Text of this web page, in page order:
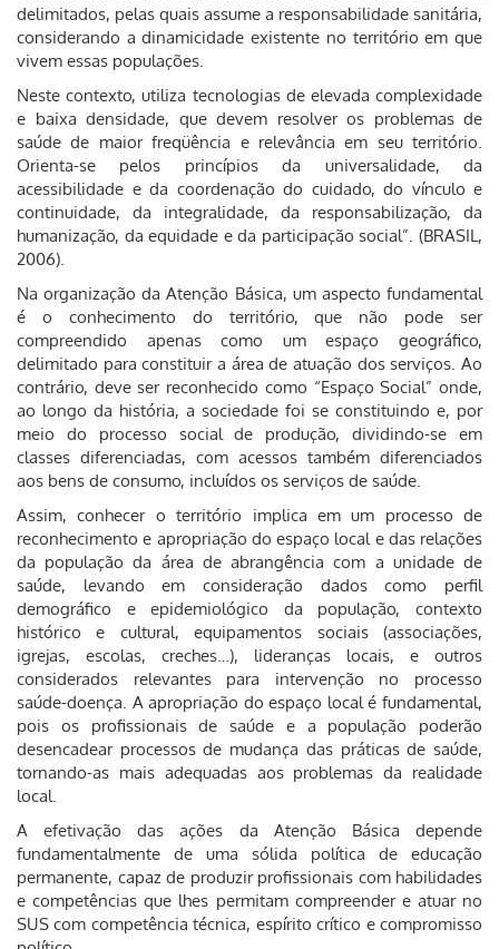
delimitados, pelas quais assume a responsabilidade sanitária,
considerando a dinamicidade existente no território em que
vivem essas populações.
Neste contexto, utiliza tecnologias de elevada complexidade
e baixa densidade, que devem resolver os problemas de
saúde de maior freqüência e relevância em seu território.
Orienta-se pelos princípios da universalidade, da
acessibilidade e da coordenação do cuidado, do vínculo e
continuidade, da integralidade, da responsabilização, da
humanização, da equidade e da participação social”. (BRASIL,
2006).
Na organização da Atenção Básica, um aspecto fundamental
é o conhecimento do território, que não pode ser
compreendido apenas como um espaço geográfico,
delimitado para constituir a área de atuação dos serviços. Ao
contrário, deve ser reconhecido como “Espaço Social” onde,
ao longo da história, a sociedade foi se constituindo e, por
meio do processo social de produção, dividindo-se em
classes diferenciadas, com acessos também diferenciados
aos bens de consumo, incluídos os serviços de saúde.
Assim, conhecer o território implica em um processo de
reconhecimento e apropriação do espaço local e das relações
da população da área de abrangência com a unidade de
saúde, levando em consideração dados como perfil
demográfico e epidemiológico da população, contexto
histórico e cultural, equipamentos sociais (associações,
igrejas, escolas, creches…), lideranças locais, e outros
considerados relevantes para intervenção no processo
saúde-doença. A apropriação do espaço local é fundamental,
pois os profissionais de saúde e a população poderão
desencadear processos de mudança das práticas de saúde,
tornando-as mais adequadas aos problemas da realidade
local.
A efetivação das ações da Atenção Básica depende
fundamentalmente de uma sólida política de educação
permanente, capaz de produzir profissionais com habilidades
e competências que lhes permitam compreender e atuar no
SUS com competência técnica, espírito crítico e compromisso